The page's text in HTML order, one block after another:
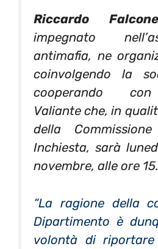
Riccardo Falcone
impegnato
antimafia, ne
coinvolgendo la
cooperando
Valiante che, in
della
Inchiesta, sarà
novembre, alle ore
“La ragione della
Dipartimento è
volontà di